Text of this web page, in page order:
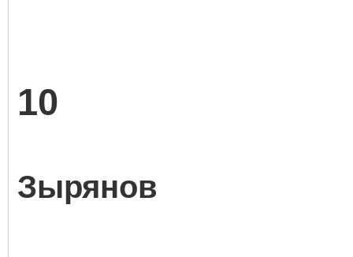
10
Зырянов